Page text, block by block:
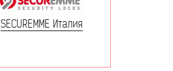
SECUREMME Италия